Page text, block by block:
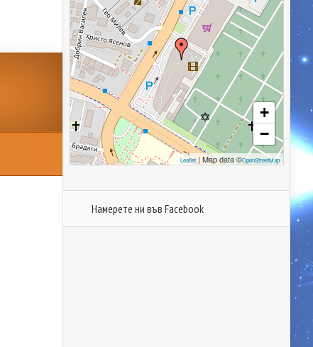
+
−
Leaflet | Map data ©OpenStreetMap
Намерете ни във Facebook